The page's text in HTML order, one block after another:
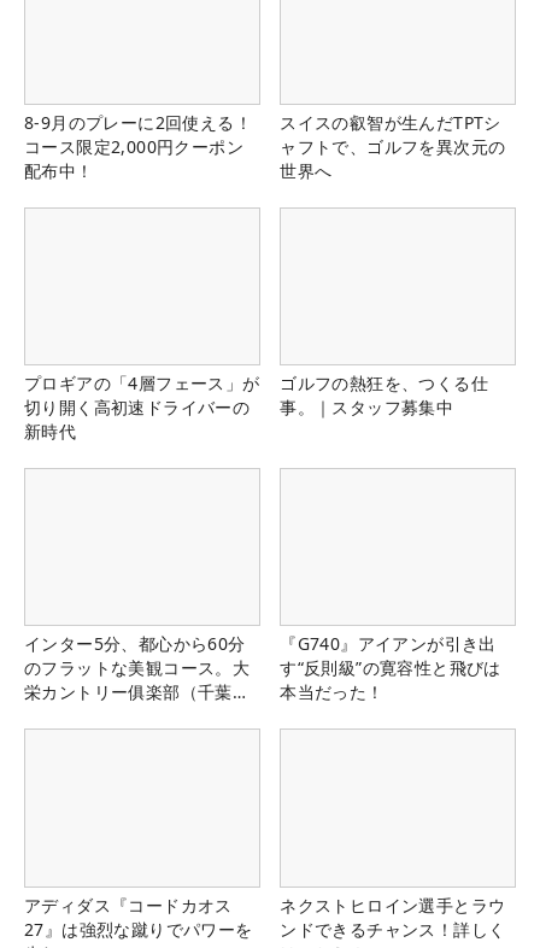
8-9月のプレーに2回使える！
コース限定2,000円クーポン
配布中！
スイスの叡智が生んだTPTシ
ャフトで、ゴルフを異次元の
世界へ
プロギアの「4層フェース」が
切り開く高初速ドライバーの
新時代
ゴルフの熱狂を、つくる仕
事。｜スタッフ募集中
インター5分、都心から60分
のフラットな美観コース。大
栄カントリー俱楽部（千葉
『G740』アイアンが引き出
す“反則級”の寛容性と飛びは
本当だった！
アディダス『コードカオス
27』は強烈な蹴りでパワーを
ネクストヒロイン選手とラウ
ンドできるチャンス！詳しく